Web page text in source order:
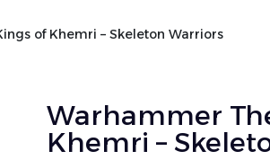
of Khemri – Skeleton Warriors
Warhammer
Khemri –